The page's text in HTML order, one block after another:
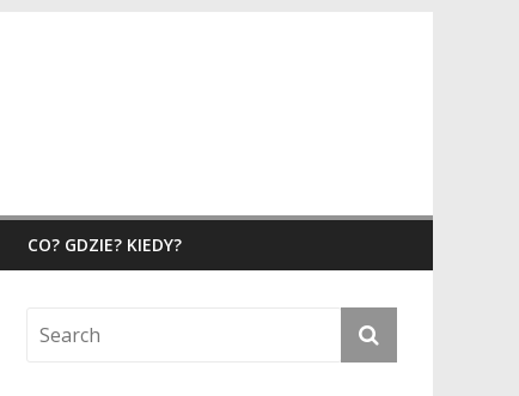
CO? GDZIE? KIEDY?